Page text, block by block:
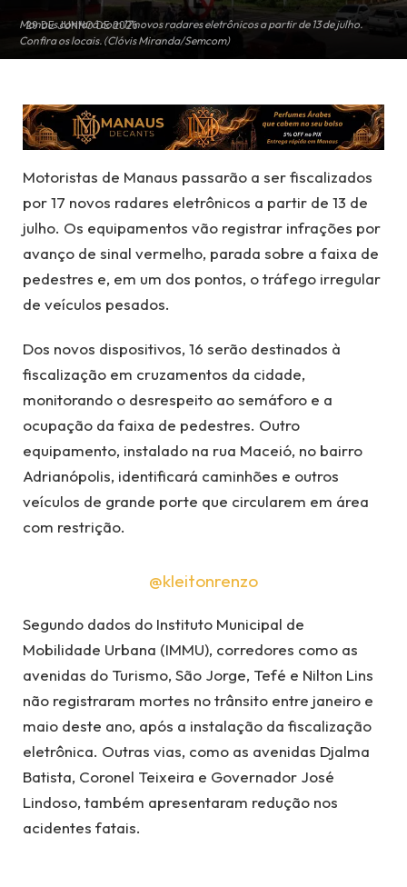
Manaus contará com 17 novos radares eletrônicos a partir de 13 de julho.
Confira os locais. (Clóvis Miranda/Semcom)
29 DE JUNHO DE 2026
Motoristas de Manaus passarão a ser fiscalizados
por 17 novos radares eletrônicos a partir de 13 de
julho. Os equipamentos vão registrar infrações por
avanço de sinal vermelho, parada sobre a faixa de
pedestres e, em um dos pontos, o tráfego irregular
de veículos pesados.
Dos novos dispositivos, 16 serão destinados à
fiscalização em cruzamentos da cidade,
monitorando o desrespeito ao semáforo e a
ocupação da faixa de pedestres. Outro
equipamento, instalado na rua Maceió, no bairro
Adrianópolis, identificará caminhões e outros
veículos de grande porte que circularem em área
com restrição.
@kleitonrenzo
Segundo dados do Instituto Municipal de
Mobilidade Urbana (IMMU), corredores como as
avenidas do Turismo, São Jorge, Tefé e Nilton Lins
não registraram mortes no trânsito entre janeiro e
maio deste ano, após a instalação da fiscalização
eletrônica. Outras vias, como as avenidas Djalma
Batista, Coronel Teixeira e Governador José
Lindoso, também apresentaram redução nos
acidentes fatais.